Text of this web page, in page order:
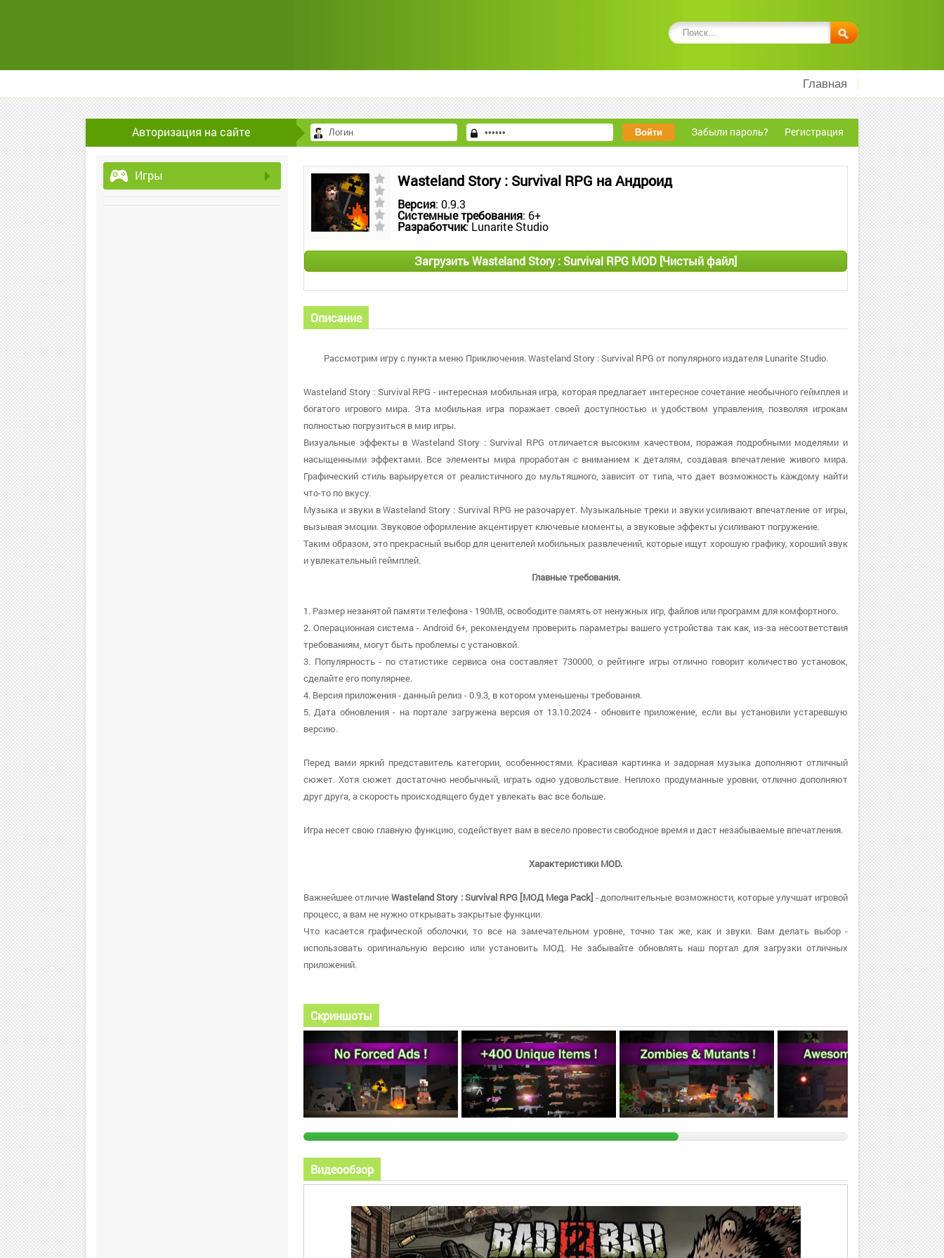
Главная
Авторизация на сайте Забыли пароль? Регистрация
Игры Wasteland Story : Survival RPG на Андроид
Версия: 0.9.3
Системные требования: 6+
Разработчик: Lunarite Studio
Загрузить Wasteland Story : Survival RPG MOD [Чистый файл]
Описание
Рассмотрим игру с пункта меню Приключения. Wasteland Story : Survival RPG от популярного издателя Lunarite Studio.
Wasteland Story : Survival RPG - интересная мобильная игра, которая предлагает интересное сочетание необычного геймплея и
богатого игрового мира. Эта мобильная игра поражает своей доступностью и удобством управления, позволяя игрокам
полностью погрузиться в мир игры.
Визуальные эффекты в Wasteland Story : Survival RPG отличается высоким качеством, поражая подробными моделями и
насыщенными эффектами. Все элементы мира проработан с вниманием к деталям, создавая впечатление живого мира.
Графический стиль варьируется от реалистичного до мультяшного, зависит от типа, что дает возможность каждому найти
что-то по вкусу.
Музыка и звуки в Wasteland Story : Survival RPG не разочарует. Музыкальные треки и звуки усиливают впечатление от игры,
вызывая эмоции. Звуковое оформление акцентирует ключевые моменты, а звуковые эффекты усиливают погружение.
Таким образом, это прекрасный выбор для ценителей мобильных развлечений, которые ищут хорошую графику, хороший звук
и увлекательный геймплей.
Главные требования.
1. Размер незанятой памяти телефона - 190MB, освободите память от ненужных игр, файлов или программ для комфортного.
2. Операционная система - Android 6+, рекомендуем проверить параметры вашего устройства так как, из-за несоответствия
требованиям, могут быть проблемы с установкой.
3. Популярность - по статистике сервиса она составляет 730000, о рейтинге игры отлично говорит количество установок,
сделайте его популярнее.
4. Версия приложения - данный релиз - 0.9.3, в котором уменьшены требования.
5. Дата обновления - на портале загружена версия от 13.10.2024 - обновите приложение, если вы установили устаревшую
версию.
Перед вами яркий представитель категории, особенностями. Красивая картинка и задорная музыка дополняют отличный
сюжет. Хотя сюжет достаточно необычный, играть одно удовольствие. Неплохо продуманные уровни, отлично дополняют
друг друга, а скорость происходящего будет увлекать вас все больше.
Игра несет свою главную функцию, содействует вам в весело провести свободное время и даст незабываемые впечатления.
Характеристики MOD.
Важнейшее отличиеWasteland Story : Survival RPG [МОД Mega Pack] - дополнительные возможности, которые улучшат игровой
процесс, а вам не нужно открывать закрытые функции.
Что касается графической оболочки, то все на замечательном уровне, точно так же, как и звуки. Вам делать выбор -
использовать оригинальную версию или установить МОД. Не забывайте обновлять наш портал для загрузки отличных
приложений.
Скриншоты
Видеообзор